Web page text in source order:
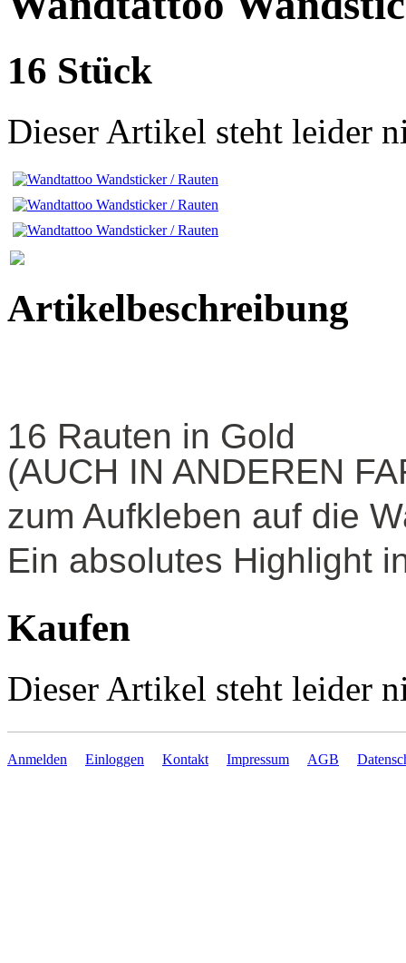
16 Stück
Dieser Artikel steht leider
Artikelbeschreibung
16 Rauten in Gold
(AUCH IN ANDEREN
zum Aufkleben auf die
Ein absolutes Highlight
Kaufen
Dieser Artikel steht leider
Anmelden Einloggen Kontakt Impressum AGB